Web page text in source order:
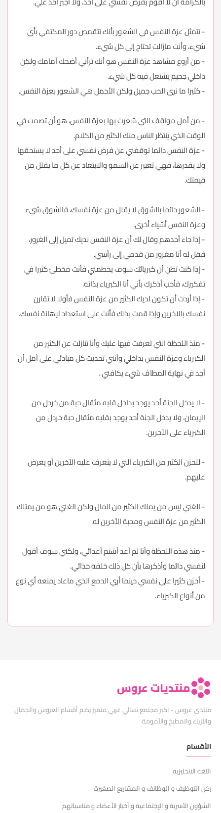
- تتمثل عزة النفس في الشعور بأنك تتقمص دور المكتفي بأي
شيء، وأنت مازالت تحتاج إلى كل شيء.
- من أروع مشاهد عزة النفس هو أنك ترأني أضحك أمامك ولكن
داخلي جحيم يشتعل فيه كل شيء.
- كثيرا ما نرى الحب جميل ولكن الأجمل هي الشعور بعزة النفس.
- من أمل مواقف التي شعرت بها بعزة النفس، هو أن تصمت في
الوقت الذي ينتظر الناس منك الكثير من الكلام.
- عزة النفس دائما توقفني عن فرض نفسي على أحد لا يستحقها
ولا يقدرها، فهي تعبير عن السمو والابتعاد عن كل ما يقلل من
قيمتك.
- الشعور دائما بالشوق لا يقلل من عزة نفسك، فالشوق شيء
وعزة النفس أشياء أخرى.
- إذا جاء أحدهم وقال لك أن عزة النفس لديك تميل إلى الغرور،
فقل له أنا مغرور من قدمي إلى رأسي.
- إذا كنت تظن أن كبريائك سوف يحطمني فأنت مخطئ كثيرا في
تفكيرك، فأحب أذكرك بأني أنا الكبرياء بذاته.
- إذا أردت أن تكون لديك الكثير من عزة النفس فأولا لا تقارن
نفسك بالآخرين وإذا قمت بذلك فأنت على استعداد لإهانة نفسك.
- منذ اللحظة التي تعرفت فيها عليك وأنا تنازلت عن الكثير من
الكبرياء وعزة النفس بداخلي وأنني تحديت كل مبادئي على أمل أن
أجد في نهاية المطاف شيء يكافني .
- لا يدخل الجنة أحد يوجد بداخل قلبه مثقال حبة من خردل من
الإيمان، ولا يدخل الجنة أحد يوجد بقلبه مثقال حبة خردل من
الكبرياء على الآجرين.
- للحزن الكثير من الكبرياء التي لا يتعرف عليه الآخرين أو يعرض
عليهم.
- الغني ليس من يملك الكثير من المال ولكن الغني هو من يمتلك
الكثير من عزة النفس ومحبة الأخرين له.
- منذ هذه اللحظة وأنا لم أعد أشتم أعدائي، ولكني سوف أقول
لنفسي دائما وأذكرها بأن كل ذلك خلفه حذائي.
- أحزن كثيرا على نفسي حينما أري الدمع الذي ماعاد يمنعه أي نوع
من أنواع الكبرياء.
منتديات عروس
منتدى عروس - اكبر مجتمع نسائي عربي متميز يضم أقسام العروس والجمال
والأزياء والمطبخ والأمومة
الأقسام
اللغه الانجليزيه
ركن التوظيف و الوظائف و المشاريع الصغيرة
الشؤون الأسرية و الإجتماعية و أخبار الأعضاء و مناسباتهم